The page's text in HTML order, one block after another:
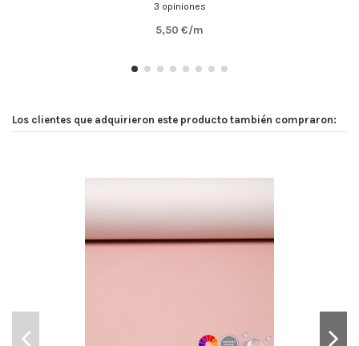
3 opiniones
5,50 €/m
Los clientes que adquirieron este producto también compraron: